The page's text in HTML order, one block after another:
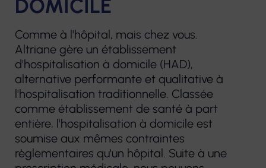
DOMICILE
Comme à l'hôpital, mais chez vous.
Altriane gère un établissement
d'hospitalisation à domicile (HAD),
alternative performante et qualitative à
l'hospitalisation traditionnelle. Classée
comme établissement de santé à part
entière, l'hospitalisation à domicile est
soumise aux mêmes contraintes
règlementaires qu'un hôpital. Suite à une